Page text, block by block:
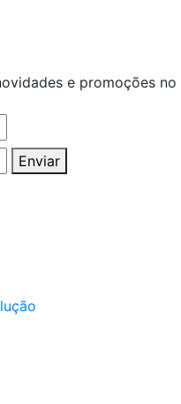
e promoções no
Enviar